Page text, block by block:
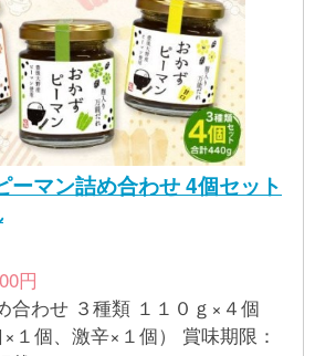
ーマン詰め合わせ 4個セット
円
合わせ ３種類 １１０ｇ×４個
×１個、激辛×１個） 賞味期限：